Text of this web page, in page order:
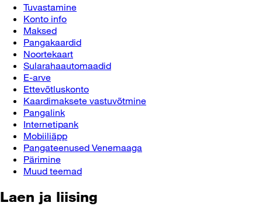
Tuvastamine
Konto info
Maksed
Pangakaardid
Noortekaart
Sularahaautomaadid
E-arve
Ettevõtluskonto
Kaardimaksete vastuvõtmine
Pangalink
Internetipank
Mobiiliäpp
Pangateenused Venemaaga
Pärimine
Muud teemad
Laen ja liising